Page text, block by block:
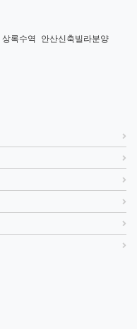
상록수역
안산신축빌라분양